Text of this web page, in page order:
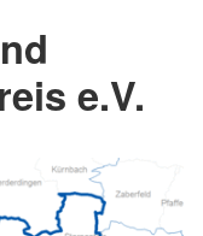
e.V.